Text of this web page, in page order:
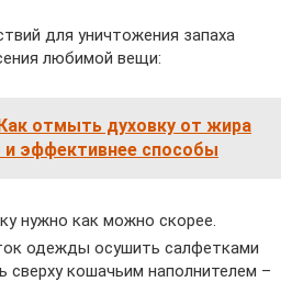
для уничтожения запаха
любимой вещи:
Как отмыть духовку от жира
и эффективнее способы
нужно как можно скорее.
одежды осушить салфетками
сверху кошачьим наполнителем –